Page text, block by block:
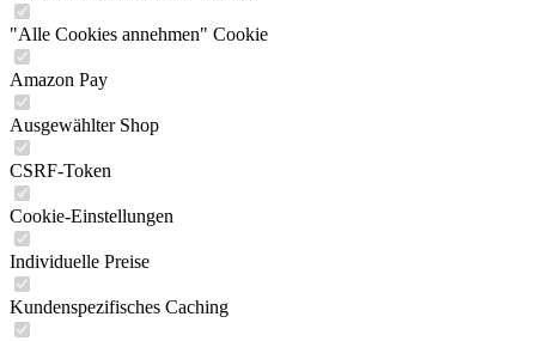
"Alle Cookies annehmen" Cookie
Amazon Pay
Ausgewählter Shop
CSRF-Token
Cookie-Einstellungen
Individuelle Preise
Kundenspezifisches Caching